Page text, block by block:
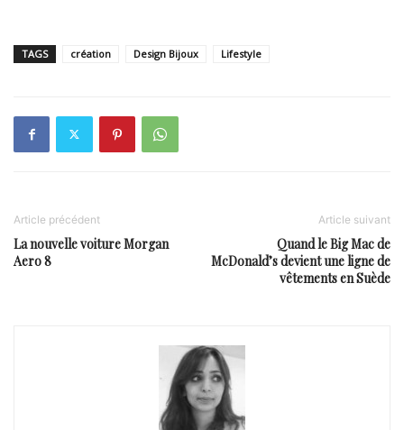
TAGS création Design Bijoux Lifestyle
Article précédent
La nouvelle voiture Morgan
Aero 8
Article suivant
Quand le Big Mac de
McDonald’s devient une ligne de
vêtements en Suède